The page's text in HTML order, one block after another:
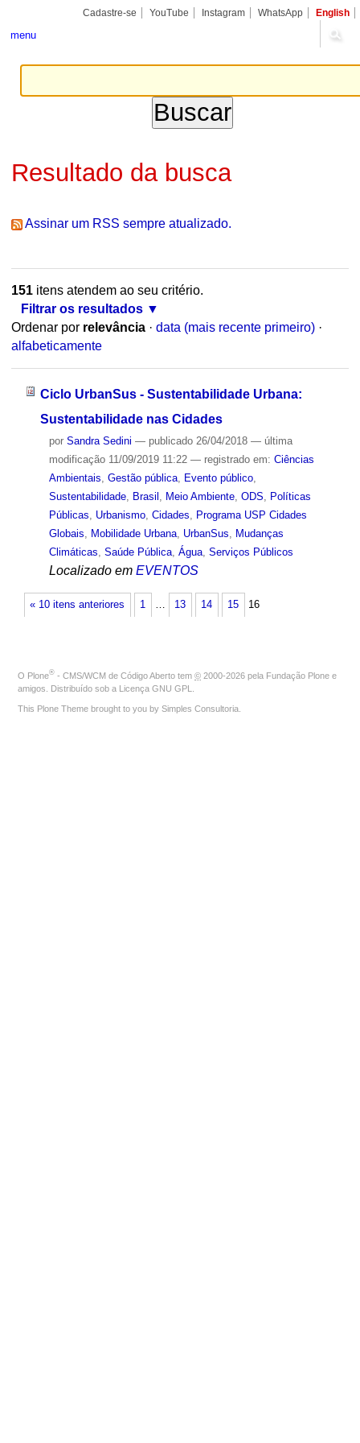
conteúdo.
Cadastre-se YouTube Instagram WhatsApp English
menu
Resultado da busca
Assinar um RSS sempre atualizado.
151itens atendem ao seu critério.
Filtrar os resultados
Ordenar por relevância · data (mais recente primeiro) ·
alfabeticamente
Ciclo UrbanSus - Sustentabilidade Urbana:
Sustentabilidade nas Cidades
por Sandra Sedini — publicado26/04/2018 — última
modificação11/09/2019 11:22 — registrado em: Ciências
Ambientais Gestão pública, Evento público,
Sustentabilidade, Brasil Meio Ambiente, ODS
Políticas
Públicas
Urbanismo, Cidades
Programa USP Cidades
Globais
Mobilidade Urbana, UrbanSus
Mudanças
Climáticas Saúde Pública, Água, Serviços Públicos
Localizado em EVENTOS
« 10 itens anteriores 1 … 13 14 15 16
O Plone® - CMS/WCM de Código Aberto tem © 2000-2026 pela Fundação Plone e
amigos. Distribuído sob a Licença GNU GPL
This Plone Theme brought to you by Simples Consultoria